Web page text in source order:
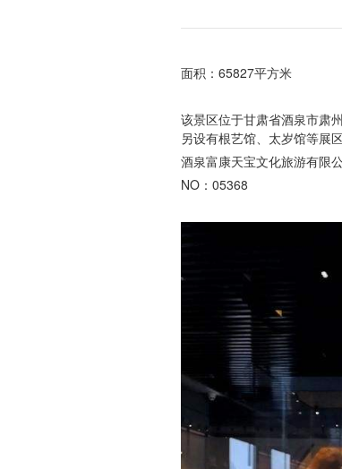
面积：65827平方米
该景区位于甘肃省酒泉市肃
另设有根艺馆、太岁馆等展区
酒泉富康天宝文化旅游有限公
NO：05368